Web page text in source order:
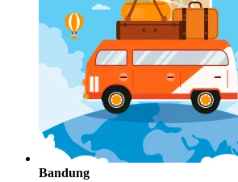
Bandung